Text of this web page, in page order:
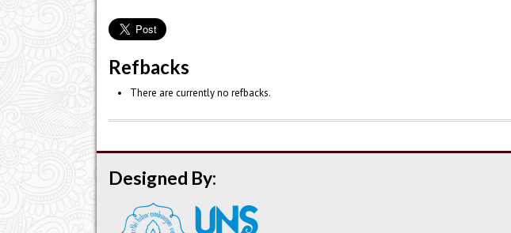
Refbacks
There are currently no refbacks.
Designed By: